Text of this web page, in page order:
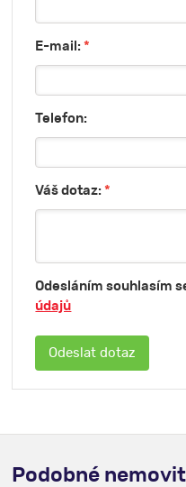
E-mail:*
Telefon:
Váš dotaz:*
Odesláním souhlasím
údajů
Podobné